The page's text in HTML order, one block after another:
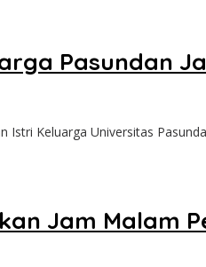
Istri Keluarga Universitas
Jam Malam